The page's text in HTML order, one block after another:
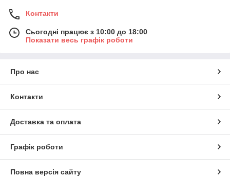
Контакти
Сьогодні працює з 10:00 до 18:00
Показати весь графік роботи
Про нас
Контакти
Доставка та оплата
Графік роботи
Повна версія сайту